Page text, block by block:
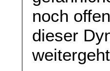
noch
dieser